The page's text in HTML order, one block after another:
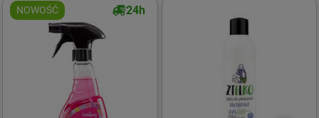
NOWOŚĆ 24h